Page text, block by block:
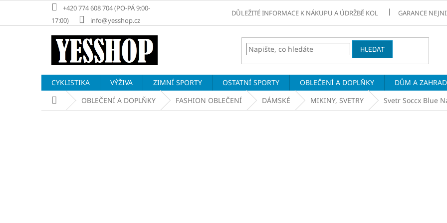
obsah
+420 774 608 704 (PO-PÁ 9:00-
17:00)
info@yesshop.cz
DŮLEŽITÉ INFORMACE K NÁKUPU A ÚDRŽBĚ KOL GARANCE
HLEDAT
CYKLISTIKA VÝŽIVA ZIMNÍ SPORTY OSTATNÍ SPORTY OBLEČENÍ A DOPLŇKY DŮM A
Domů OBLEČENÍ A DOPLŇKY FASHION OBLEČENÍ DÁMSKÉ MIKINY, SVETRY Svetr Soccx Blue